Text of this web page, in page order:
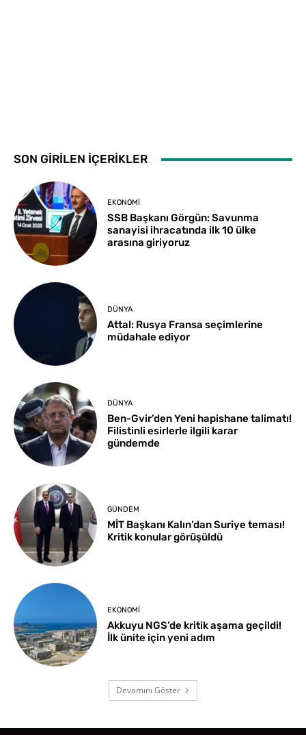
SON GİRİLEN İÇERİKLER
EKONOMI
SSB Başkanı Görgün: Savunma
sanayisi ihracatında ilk 10 ülke
arasına giriyoruz
DÜNYA
Attal: Rusya Fransa seçimlerine
müdahale ediyor
DÜNYA
Ben-Gvir’den Yeni hapishane talimatı!
Filistinli esirlerle ilgili karar
gündemde
GÜNDEM
MİT Başkanı Kalın’dan Suriye teması!
Kritik konular görüşüldü
EKONOMI
Akkuyu NGS’de kritik aşama geçildi!
İlk ünite için yeni adım
Devamını Göster